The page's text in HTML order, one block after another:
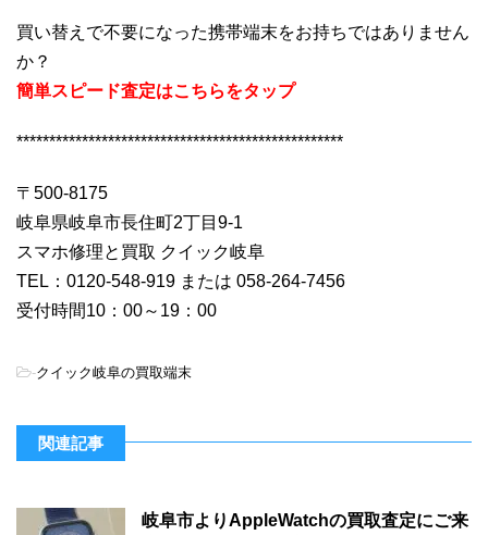
買い替えで不要になった携帯端末をお持ちではありません
か？
簡単スピード査定はこちらをタップ
**************************************************
〒500-8175
岐阜県岐阜市長住町2丁目9-1
スマホ修理と買取 クイック岐阜
TEL：0120-548-919 または 058-264-7456
受付時間10：00～19：00
-クイック岐阜の買取端末
関連記事
岐阜市よりAppleWatchの買取査定にご来